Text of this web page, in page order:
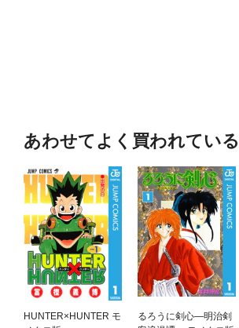
あわせてよく買われてい
HUNTER×HUNTER モ
るろうに剣心—明治剣